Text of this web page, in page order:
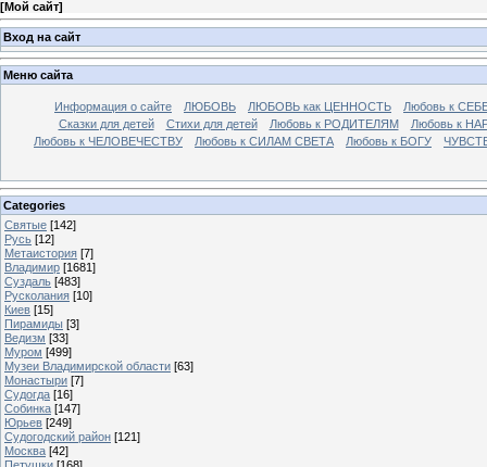
[Мой сайт]
Вход на сайт
Меню сайта
Информация о сайте ЛЮБОВЬ ЛЮБОВЬ как ЦЕННОСТЬ
Любовь к
Сказки для детей
Стихи для детей Любовь к РОДИТЕЛЯМ
Любовь к
Любовь к ЧЕЛОВЕЧЕСТВУ
Любовь к СИЛАМ СВЕТА Любовь к БОГУ
Categories
Святые [142]
Русь [12]
Метаистория [7]
Владимир [1681]
Суздаль [483]
Русколания [10]
Киев [15]
Пирамиды [3]
Ведизм [33]
Муром [499]
Музеи Владимирской области [63]
Монастыри [7]
Судогда [16]
Собинка [147]
Юрьев [249]
Судогодский район [121]
Москва [42]